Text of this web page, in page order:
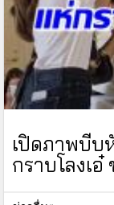
เปิดภาพบีบ
กราบโลงเ